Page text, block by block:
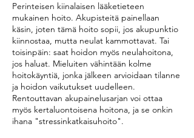
Perinteisen kiinalaisen lääketieteen
mukainen hoito. Akupisteitä painellaan
käsin, joten tämä hoito sopii, jos akupunktio
kiinnostaa, mutta neulat kammottavat. Tai
toisinpäin: saat hoidon myös neulahoitona,
jos haluat. Mieluiten vähintään kolme
hoitokäyntiä, jonka jälkeen arvioidaan tilanne
ja hoidon vaikutukset uudelleen.
Rentouttavan akupainelusarjan voi ottaa
myös kertaluontoisena hoitona, ja se onkin
ihana "stressinkatkaisuhoito".